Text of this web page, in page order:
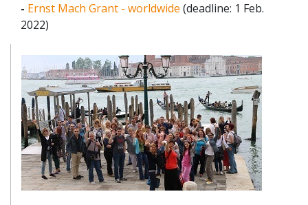
- Ernst Mach Grant - worldwide (deadline: 1 Feb.
2022)